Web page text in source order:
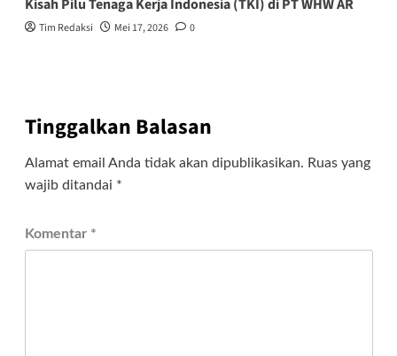
Kisah Pilu Tenaga Kerja Indonesia (TKI) di PT WHW AR
Tim Redaksi Mei 17, 2026 0
Tinggalkan Balasan
Alamat email Anda tidak akan dipublikasikan. Ruas yang
wajib ditandai *
Komentar *